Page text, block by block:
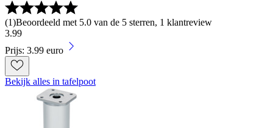
(1)Beoordeeld met 5.0 van de 5 sterren, 1 klantreview
3.99
Prijs: 3.99 euro
Bekijk alles in tafelpoot